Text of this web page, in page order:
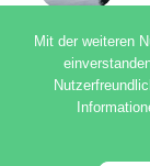
Mit der weiteren